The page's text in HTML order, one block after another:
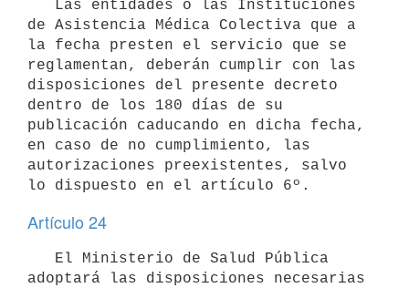
de Asistencia Médica Colectiva que a
la fecha presten el servicio que se
reglamentan, deberán cumplir con las
disposiciones del presente decreto
dentro de los 180 días de su
publicación caducando en dicha fecha,
en caso de no cumplimiento, las
autorizaciones preexistentes, salvo
lo dispuesto en el artículo 6º.
Artículo 24
adoptará las disposiciones necesarias